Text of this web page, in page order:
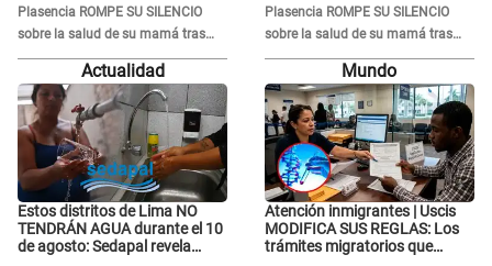
Plasencia ROMPE SU SILENCIO
sobre la salud de su mamá tras
APARECER en centro oncológico:
“La oración tiene poder”
Plasencia ROMPE SU SILENCIO
sobre la salud de su mamá tras
APARECER en centro oncológico:
“La oración tiene poder”
Actualidad
Estos distritos de Lima NO
TENDRÁN AGUA durante el 10
de agosto: Sedapal revela
Mundo
Atención inmigrantes | Uscis
MODIFICA SUS REGLAS: Los
trámites migratorios que